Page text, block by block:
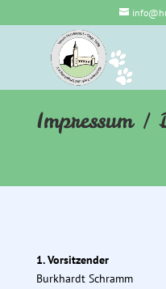
Impressum /
1. Vorsitzender
Burkhardt Schramm